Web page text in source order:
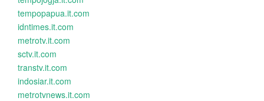
tempopapua.it.com
idntimes.it.com
metrotv.it.com
sctv.it.com
transtv.it.com
indosiar.it.com
metrotvnews.it.com